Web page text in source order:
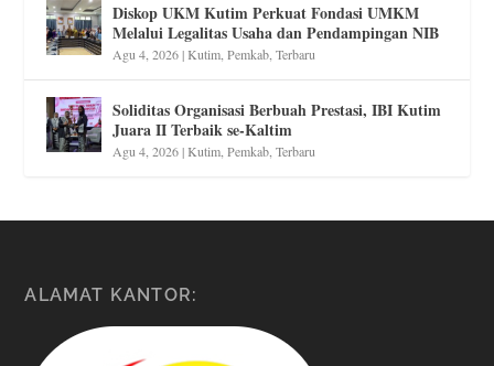
Diskop UKM Kutim Perkuat Fondasi UMKM
Melalui Legalitas Usaha dan Pendampingan NIB
Agu 4, 2026|Kutim,Pemkab,Terbaru
Soliditas Organisasi Berbuah Prestasi, IBI Kutim
Juara II Terbaik se-Kaltim
Agu 4, 2026|Kutim,Pemkab,Terbaru
ALAMAT KANTOR: